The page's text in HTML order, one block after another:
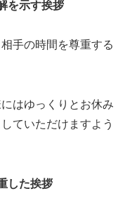
を示す挨拶
手の時間を尊重する
はゆっくりとお休み
ていただけますよう
した挨拶